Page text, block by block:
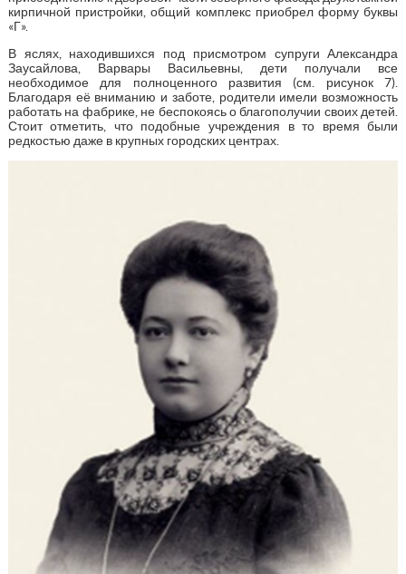
кирпичной пристройки, общий комплекс приобрел форму буквы
«Г».
В яслях, находившихся под присмотром супруги Александра
Заусайлова, Варвары Васильевны, дети получали все
необходимое для полноценного развития (см. рисунок 7).
Благодаря её вниманию и заботе, родители имели возможность
работать на фабрике, не беспокоясь о благополучии своих детей.
Стоит отметить, что подобные учреждения в то время были
редкостью даже в крупных городских центрах.